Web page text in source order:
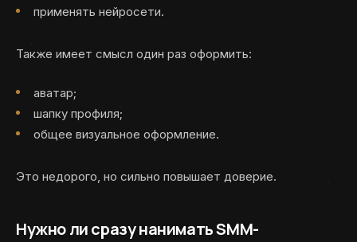
применять нейросети.
Также имеет смысл один раз оформить:
аватар;
шапку профиля;
общее визуальное оформление.
Это недорого, но сильно повышает доверие.
Нужно ли сразу нанимать SMM-